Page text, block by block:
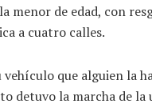
menor de edad, con
a cuatro calles.
que alguien la
detuvo la marcha de la